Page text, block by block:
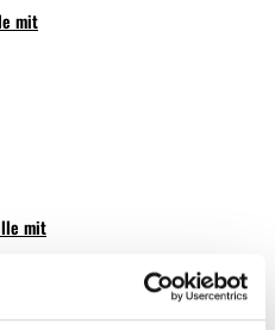
mit
mit